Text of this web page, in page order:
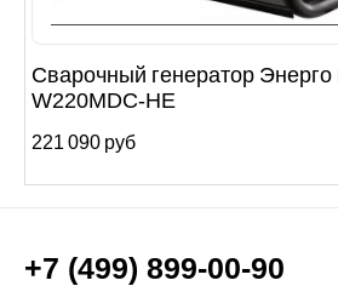
Сварочный генератор
W220MDC-HE
221 090 руб
+7 (499) 899-00-90